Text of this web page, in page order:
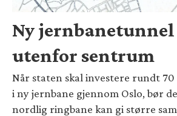
Ny jernbanetunnel
utenfor sentrum
Når staten skal investere rundt
i ny jernbane gjennom Oslo, bør
nordlig ringbane kan gi større